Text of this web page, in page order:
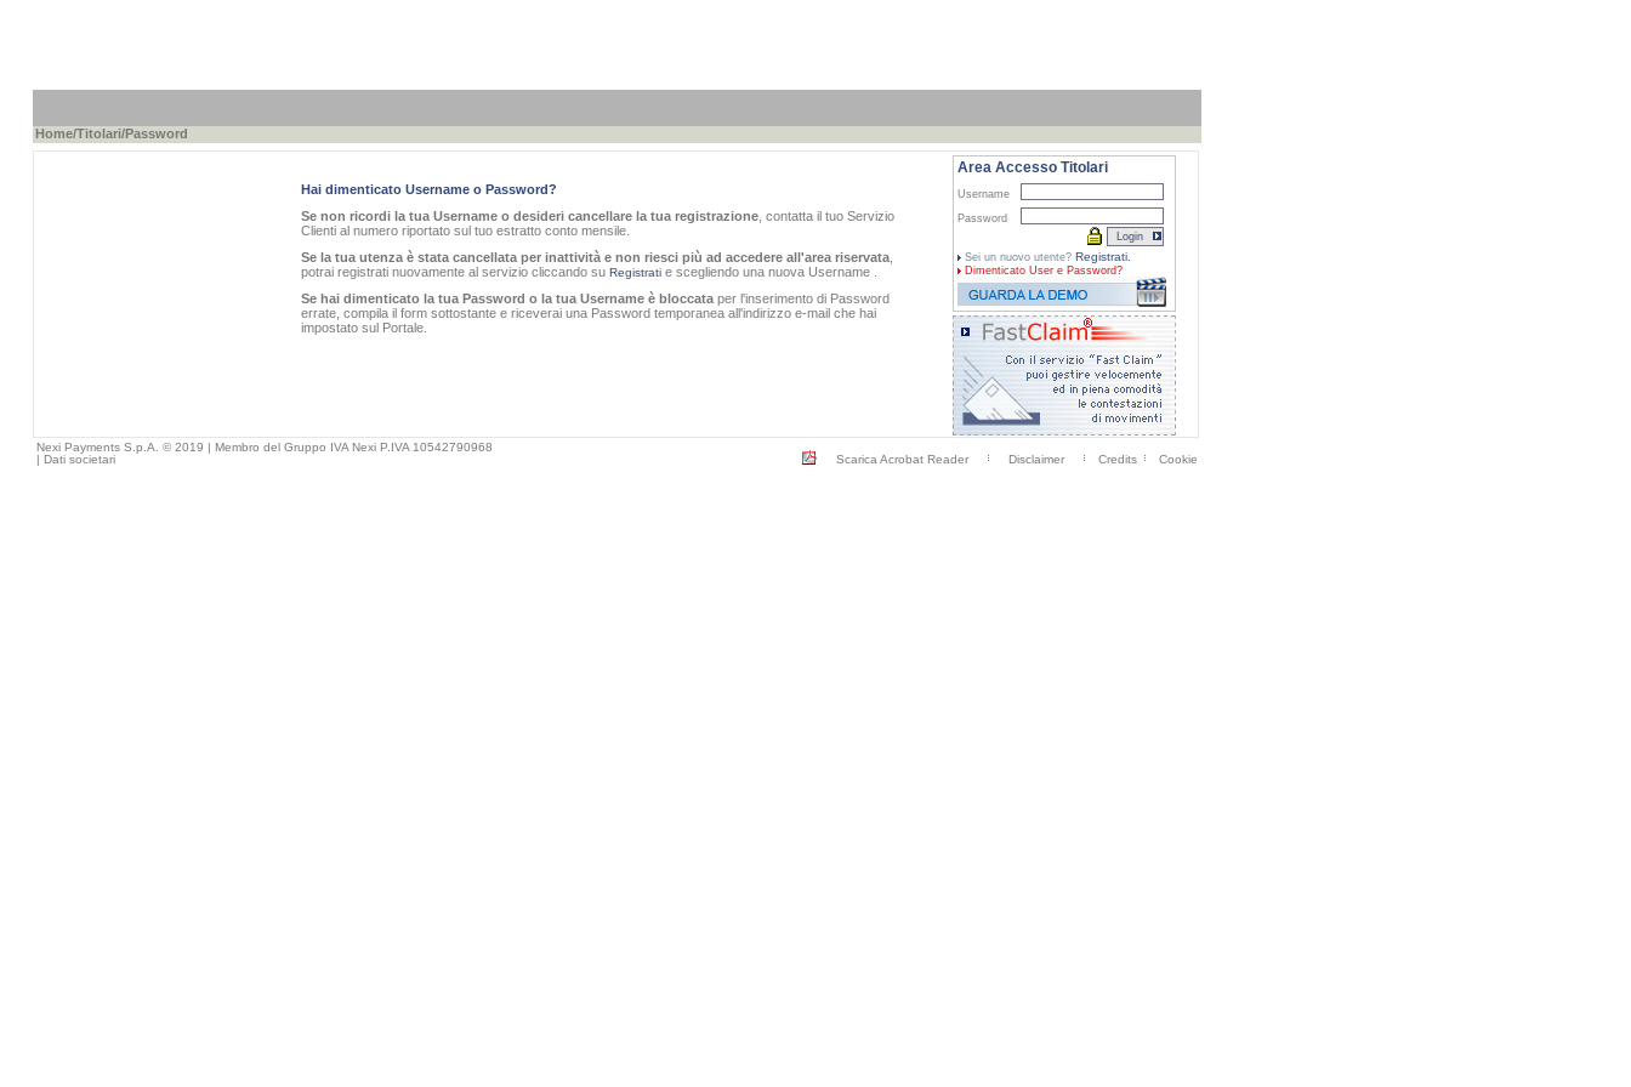
Home/Titolari/Password
Hai dimenticato Username o Password?
Se non ricordi la tua Username o desideri cancellare la tua registrazione, contatta il tuo Servizio
Clienti al numero riportato sul tuo estratto conto mensile.
Se la tua utenza è stata cancellata per inattività e non riesci più ad accedere all'area riservata,
potrai registrati nuovamente al servizio cliccando su Registratie scegliendo una nuova Username .
Se hai dimenticato la tua Password o la tua Username è bloccataper l'inserimento di Password
errate, compila il form sottostante e riceverai una Password temporanea all'indirizzo e-mail che hai
impostato sul Portale.
Area Accesso Titolari
Username
Password
Sei un nuovo utente? Registrati.
Dimenticato User e Password?
Nexi Payments S.p.A. © 2019 | Membro del Gruppo IVA Nexi P.IVA 10542790968
| Dati societari Scarica Acrobat Reader Disclaimer Credits Cookie